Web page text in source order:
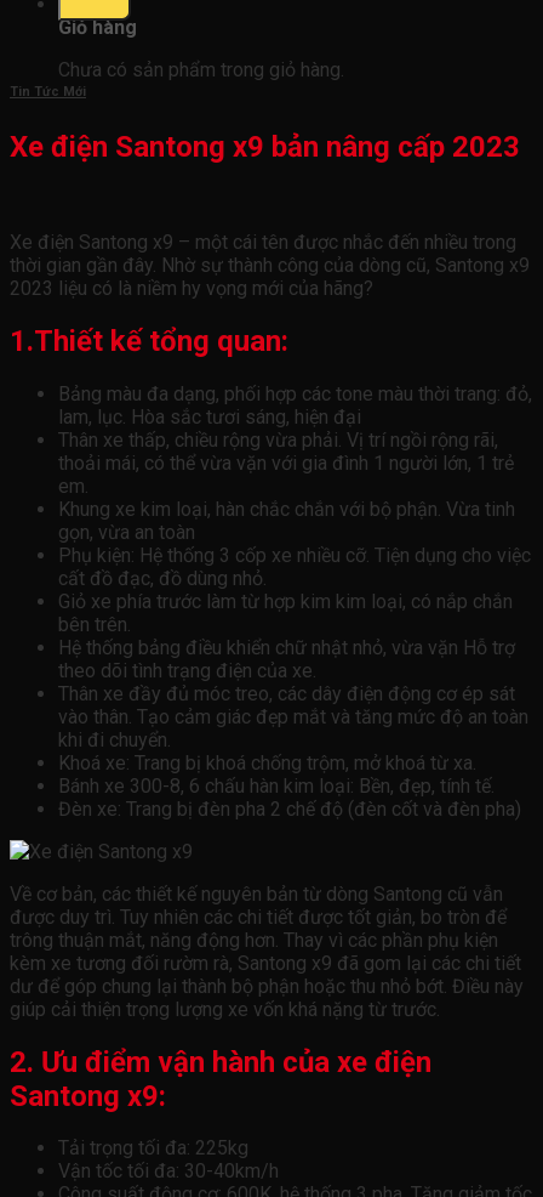
Giỏ hàng
Chưa có sản phẩm trong giỏ hàng.
Tin Tức Mới
Xe điện Santong x9 bản nâng cấp 2023
Xe điện Santong x9 – một cái tên được nhắc đến nhiều trong
thời gian gần đây. Nhờ sự thành công của dòng cũ, Santong x9
2023 liệu có là niềm hy vọng mới của hãng?
1.Thiết kế tổng quan:
Bảng màu đa dạng, phối hợp các tone màu thời trang: đỏ,
lam, lục. Hòa sắc tươi sáng, hiện đại
Thân xe thấp, chiều rộng vừa phải. Vị trí ngồi rộng rãi,
thoải mái, có thể vừa vặn với gia đình 1 người lớn, 1 trẻ
em.
Khung xe kim loại, hàn chắc chắn với bộ phận. Vừa tinh
gọn, vừa an toàn
Phụ kiện: Hệ thống 3 cốp xe nhiều cỡ. Tiện dụng cho việc
cất đồ đạc, đồ dùng nhỏ.
Giỏ xe phía trước làm từ hợp kim kim loại, có nắp chắn
bên trên.
Hệ thống bảng điều khiển chữ nhật nhỏ, vừa vặn Hỗ trợ
theo dõi tình trạng điện của xe.
Thân xe đầy đủ móc treo, các dây điện động cơ ép sát
vào thân. Tạo cảm giác đẹp mắt và tăng mức độ an toàn
khi đi chuyển.
Khoá xe: Trang bị khoá chống trộm, mở khoá từ xa.
Bánh xe 300-8, 6 chấu hàn kim loại: Bền, đẹp, tính tế.
Đèn xe: Trang bị đèn pha 2 chế độ (đèn cốt và đèn pha)
Về cơ bản, các thiết kế nguyên bản từ dòng Santong cũ vẫn
được duy trì. Tuy nhiên các chi tiết được tốt giản, bo tròn để
trông thuận mắt, năng động hơn. Thay vì các phần phụ kiện
kèm xe tương đối rườm rà, Santong x9 đã gom lại các chi tiết
dư để góp chung lại thành bộ phận hoặc thu nhỏ bớt. Điều này
giúp cải thiện trọng lượng xe vốn khá nặng từ trước.
2. Ưu điểm vận hành của xe điện
Santong x9:
Tải trọng tối đa: 225kg
Vận tốc tối đa: 30-40km/h